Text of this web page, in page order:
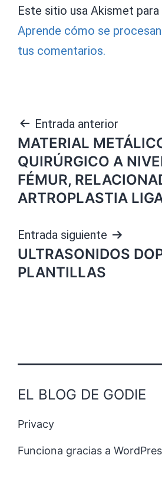
Este sitio usa Akismet
Aprende cómo se
tus comentarios.
Navegación
de
entradas
Entrada anterior
MATERIAL
QUIRÚRGICO A
FÉMUR,
ARTROPLASTIA
Entrada siguiente
ULTRASONIDOS
PLANTILLAS
EL BLOG DE GODIE
Privacy
Funciona gracias a